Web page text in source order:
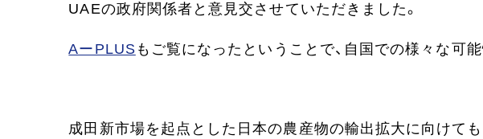
UAEの政府関係者と意見交させていただきました。
AーPLUS もご覧になったということで、自国での様々な可
成田新市場を起点とした日本の農産物の輸出拡大に向けて